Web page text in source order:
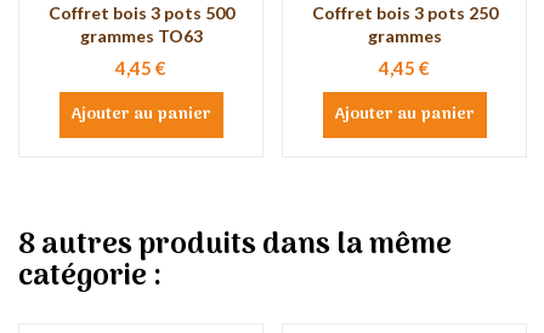
Coffret bois 3 pots 500
grammes TO63
4,45 €
Ajouter au panier
Coffret bois 3 pots 250
grammes
4,45 €
Ajouter au panier
8 autres produits dans la même
catégorie :